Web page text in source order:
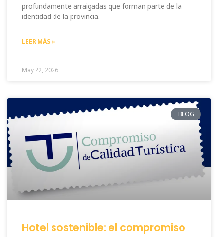
profundamente arraigadas que forman parte de la
identidad de la provincia.
LEER MÁS »
May 22, 2026
BLOG
Hotel sostenible: el compromiso